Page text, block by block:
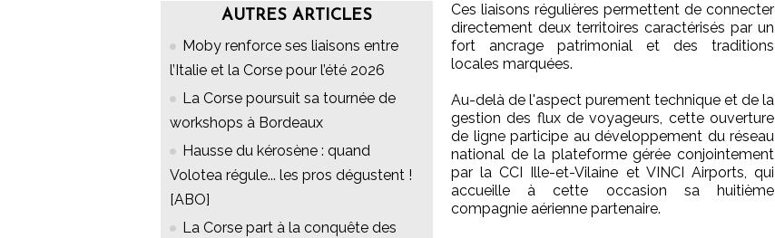
AUTRES ARTICLES
Moby renforce ses liaisons entre
l’Italie et la Corse pour l’été 2026
La Corse poursuit sa tournée de
workshops à Bordeaux
Hausse du kérosène : quand
Volotea régule... les pros dégustent !
[ABO]
La Corse part à la conquête des
Ces liaisons régulières permettent de connecter
directement deux territoires caractérisés par un
fort ancrage patrimonial et des traditions
locales marquées.
Au-delà de l'aspect purement technique et de la
gestion des flux de voyageurs, cette ouverture
de ligne participe au développement du réseau
national de la plateforme gérée conjointement
par la CCI Ille-et-Vilaine et VINCI Airports, qui
accueille à cette occasion sa huitième
compagnie aérienne partenaire.